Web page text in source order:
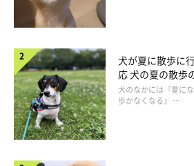
なんとも純粋なあずきちゃんの姿には、
「一生懸命回してて可愛い」「優しいチ
（笑） 誰かなんかあげて〜」などと、
れていました。
犬が夏に散歩に
応 犬の夏の散歩
犬のなかには『夏に
歩かなくなる』 …